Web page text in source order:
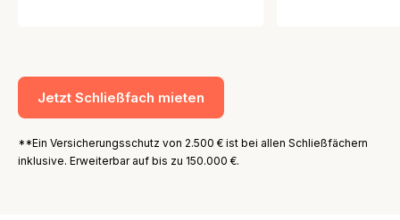
Jetzt Schließfach mieten
**Ein Versicherungsschutz von 2.500 € ist bei allen Schließfächern
inklusive. Erweiterbar auf bis zu 150.000 €.